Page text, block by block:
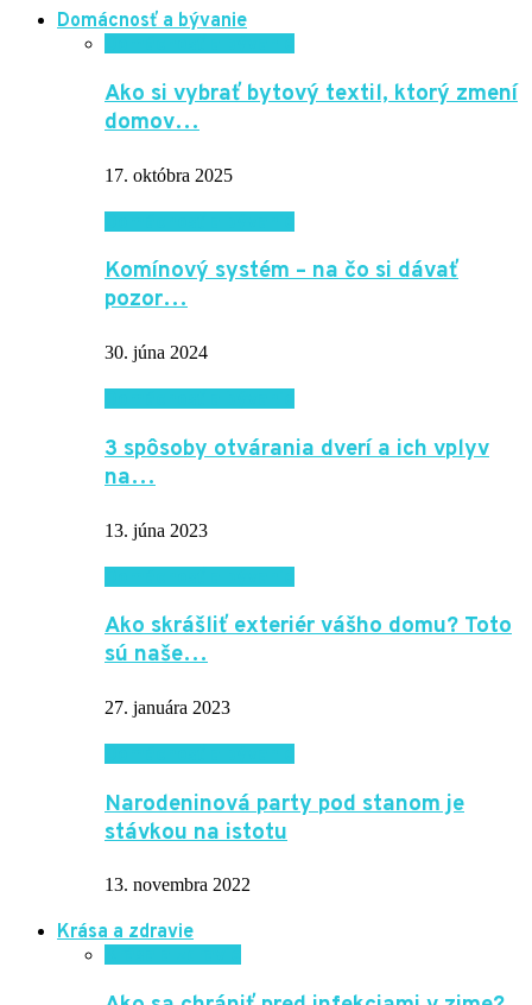
Domácnosť a bývanie
Ako si vybrať bytový textil, ktorý zmení
domov…
17. októbra 2025
Komínový systém – na čo si dávať
pozor…
30. júna 2024
3 spôsoby otvárania dverí a ich vplyv
na…
13. júna 2023
Ako skrášliť exteriér vášho domu? Toto
sú naše…
27. januára 2023
Narodeninová party pod stanom je
stávkou na istotu
13. novembra 2022
Krása a zdravie